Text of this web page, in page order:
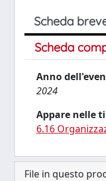
Scheda
Scheda
Anno
2024
Appare nelle
6.16
File in questo